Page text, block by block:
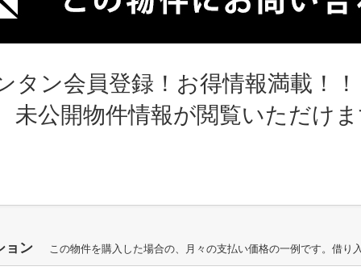
タン会員登録！お得情報満載！！
未公開物件情報が閲覧いただけ
ョン この物件を購入した場合の、月々の支払い価格の一例です。借り